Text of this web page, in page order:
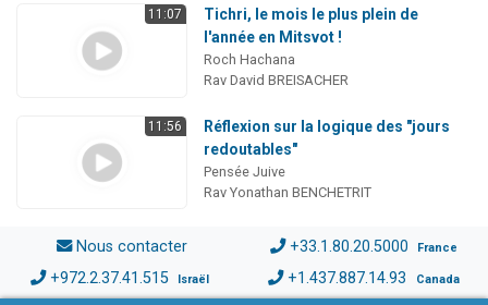
11:07
Tichri, le mois le plus plein de
l'année en Mitsvot !
Roch Hachana
Rav David BREISACHER
11:56
Réflexion sur la logique des "jours
redoutables"
Pensée Juive
Rav Yonathan BENCHETRIT
Nous contacter +33.1.80.20.5000 France
+972.2.37.41.515 Israël +1.437.887.14.93 Canada